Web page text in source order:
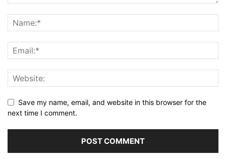
Save my name, email, and website in this browser for the
next time I comment.